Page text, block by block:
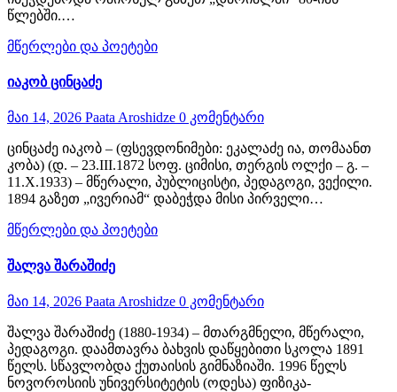
წლებში.…
მწერლები და პოეტები
იაკობ ცინცაძე
მაი 14, 2026 Paata Aroshidze 0 კომენტარი
ცინცაძე იაკობ – (ფსევდონიმები: ეკალაძე ია, თომაანთ
კობა) (დ. – 23.III.1872 სოფ. ციმისი, თერგის ოლქი – გ. –
11.X.1933) – მწერალი, პუბლიცისტი, პედაგოგი, ვექილი.
1894 გაზეთ „ივერიამ“ დაბეჭდა მისი პირველი…
მწერლები და პოეტები
შალვა შარაშიძე
მაი 14, 2026 Paata Aroshidze 0 კომენტარი
შალვა შარაშიძე (1880-1934) – მთარგმნელი, მწერალი,
პედაგოგი. დაამთავრა ბახვის დაწყებითი სკოლა 1891
წელს. სწავლობდა ქუთაისის გიმნაზიაში. 1996 წელს
ნოვოროსიის უნივერსიტეტის (ოდესა) ფიზიკა-